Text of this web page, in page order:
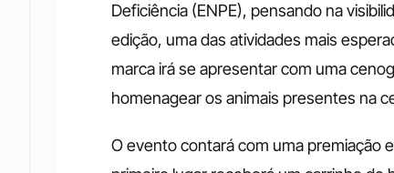
Deficiência (ENPE), pensando na
edição, uma das atividades mais
marca irá se apresentar com uma
homenagear os animais presentes na
O evento contará com uma premiação